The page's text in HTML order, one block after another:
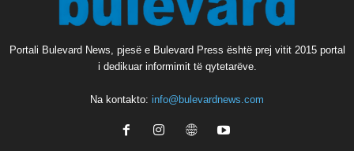
Portali Bulevard News, pjesë e Bulevard Press është prej vitit 2015 portal
i dedikuar informimit të qytetarëve.
Na kontakto: info@bulevardnews.com